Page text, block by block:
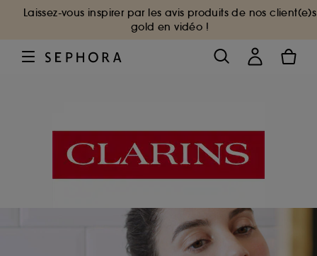
Laissez-vous inspirer par les avis produits de nos client(e)s
gold en vidéo !